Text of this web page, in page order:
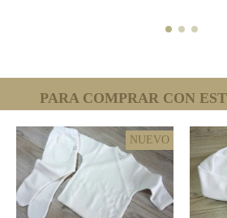
PARA COMPRAR CON
NUEVO